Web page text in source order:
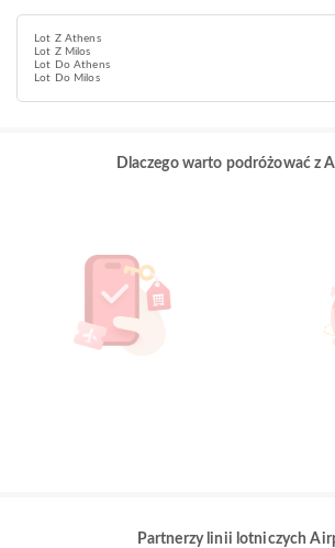
Lot Z Athens
Lot Z Milos
Lot Do Athens
Lot Do Milos
Dlaczego warto podróżować z
Partnerzy linii lotniczych